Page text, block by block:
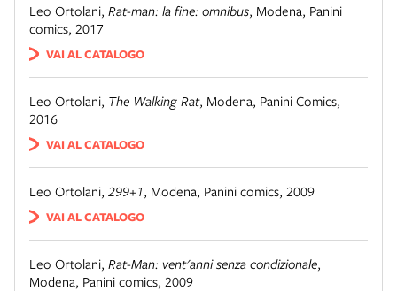
Leo Ortolani, Rat-man: la fine: omnibus, Modena, Panini
comics, 2017
VAI AL CATALOGO
Leo Ortolani, The Walking Rat, Modena, Panini Comics,
2016
VAI AL CATALOGO
Leo Ortolani, 299+1, Modena, Panini comics, 2009
VAI AL CATALOGO
Leo Ortolani, Rat-Man: vent'anni senza condizionale,
Modena, Panini comics, 2009